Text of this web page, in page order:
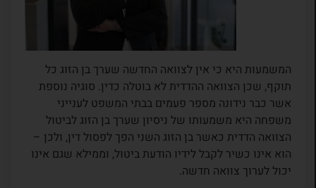
המשמעות היא כי אין לצוואה החדשה שערך בן הזוג כל
תוקף, שכן הצוואה ההדדית לא בוטלה כדין. סוגיה נוספת
אשר כבר נידונה מספר פעמים בבתי המשפט לענייני
משפחה היא משמעותו של ניסיון שערך בן הזוג לביטול
הצוואה הדדית כאשר בן הזוג השני הפך לפסול דין, ולכן –
הוא אינו כשיר לקבל לידיו הודעת ביטול, וממילא שגם אינו
יכול לערוך צוואה חדשה.